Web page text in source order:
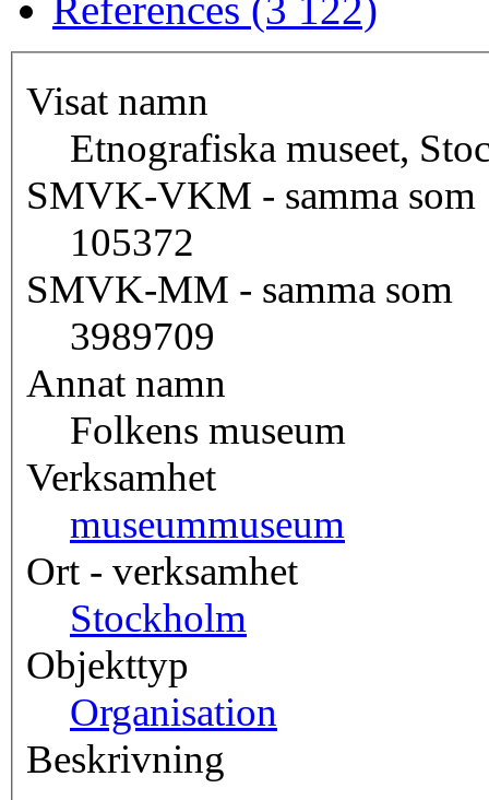
References (3 122)
Visat namn
Etnografiska museet,
SMVK-VKM - samma som
105372
SMVK-MM - samma som
3989709
Annat namn
Folkens museum
Verksamhet
museummuseum
Ort - verksamhet
Stockholm
Objekttyp
Organisation
Beskrivning